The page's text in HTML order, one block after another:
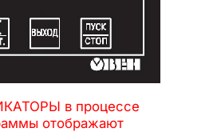
в процессе
отображают